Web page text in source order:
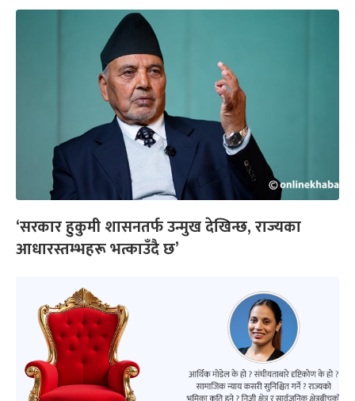
‘सरकार हुकुमी शासनतर्फ उन्मुख देखिन्छ, राज्यका
आधारस्तम्भहरू भत्काउँदै छ’